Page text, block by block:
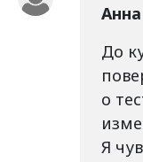
До
о
Я